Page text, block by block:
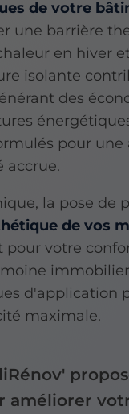
de votre
une barrière
en hiver
isolante
des
pour une
accrue.
la pose de
de vos
votre
d'application
maximale.
améliorer